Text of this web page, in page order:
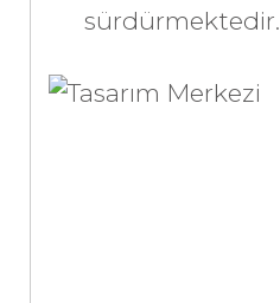
sürdürmektedir.